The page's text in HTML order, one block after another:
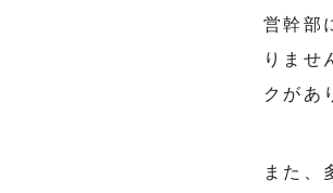
営幹部
りませ
クがあ
また、